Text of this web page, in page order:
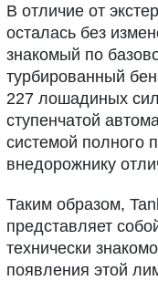
В отличие от
осталась без
знакомый по
турбированный
227 лошадиных
ступенчатой
системой полного
внедорожнику
Таким образом,
представляет
технически
появления этой